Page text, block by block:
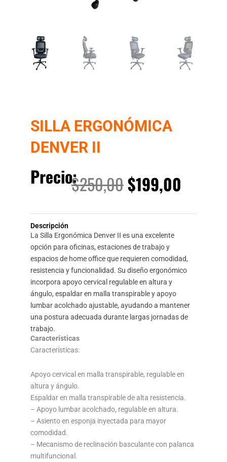
SILLA ERGONÓMICA
DENVER II
Precio:
$250,00El
precio
original
era:
$250,00.
$199,00
precio
es:
Descripción
La Silla Ergonómica Denver II es una excelente
opción para oficinas, estaciones de trabajo y
espacios de home office que requieren comodidad,
resistencia y funcionalidad. Su diseño ergonómico
incorpora apoyo cervical regulable en altura y
ángulo, espaldar en malla transpirable y apoyo
lumbar acolchado ajustable, ayudando a mantener
una postura adecuada durante largas jornadas de
trabajo.
Características
Características:
Apoyo cervical en malla transpirable, regulable en
altura y ángulo.
Espaldar en malla transpirable de alta resistencia.
– Apoyo lumbar acolchado, regulable en altura.
– Asiento en esponja inyectada para mayor
comodidad.
– Mecanismo de reclinación basculante con palanca
multifuncional.